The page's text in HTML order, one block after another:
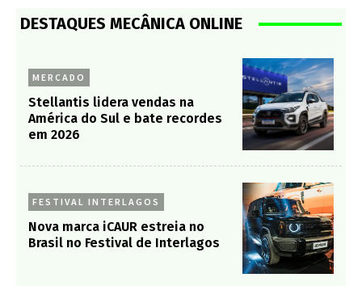
DESTAQUES MECÂNICA ONLINE
MERCADO
Stellantis lidera vendas na
América do Sul e bate recordes
em 2026
FESTIVAL INTERLAGOS
Nova marca iCAUR estreia no
Brasil no Festival de Interlagos